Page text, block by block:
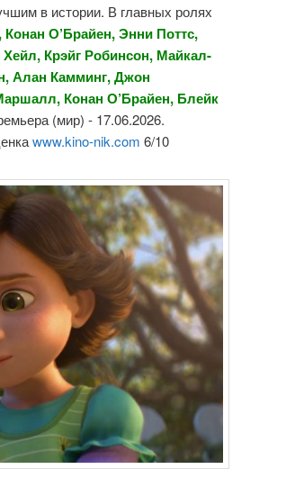
в истории. В главных ролях
О’Брайен, Энни Поттс,
Крэйг Робинсон, Майкал-
Алан Камминг, Джон
Конан О’Брайен, Блейк
(мир) - 17.06.2026.
www.kino-nik.com 6/10